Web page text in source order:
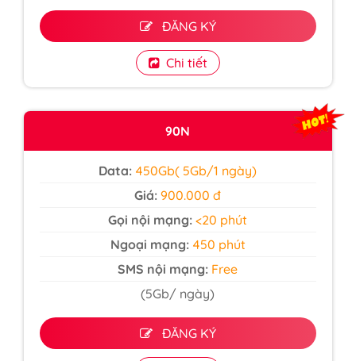
ĐĂNG KÝ
Chi tiết
90N
Data: 450Gb( 5Gb/1 ngày)
Giá:900.000 đ
Gọi nội mạng:<20 phút
Ngoại mạng: 450 phút
SMS nội mạng: Free
(5Gb/ ngày)
ĐĂNG KÝ